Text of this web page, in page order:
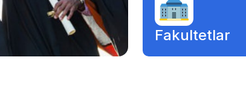
sivilizatsiyasining jahon tamaddunidagi o‘rni
va ahamiyatini ilmiy dalillar asosida yoritishda
ham muhim qadam hisoblanadi.
Fakultetlar